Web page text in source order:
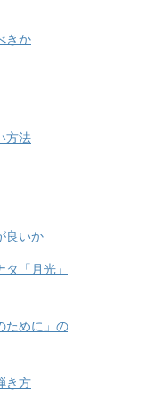
きか
方法
良いか
「月光」
ために」の
き方